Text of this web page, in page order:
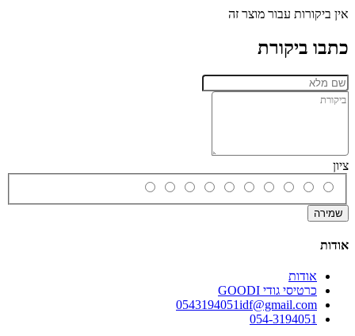
אין ביקורות עבור מוצר זה
כתבו ביקורת
ציון
שמירה
אודות
אודות
כרטיסי גודי GOODI
0543194051idf@gmail.com
054-3194051